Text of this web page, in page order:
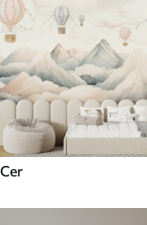
Cer